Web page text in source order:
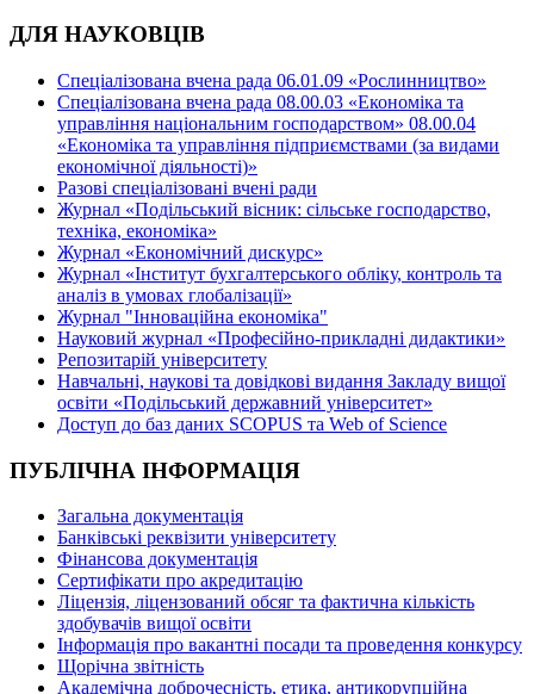
ДЛЯ НАУКОВЦІВ
Спеціалізована вчена рада 06.01.09 «Рослинництво»
Спеціалізована вчена рада 08.00.03 «Економіка та
управління національним господарством» 08.00.04
«Економіка та управління підприємствами (за видами
економічної діяльності)»
Разові спеціалізовані вчені ради
Журнал «Подільський вісник: сільське господарство,
техніка, економіка»
Журнал «Економічний дискурс»
Журнал «Інститут бухгалтерського обліку, контроль та
аналіз в умовах глобалізації»
Журнал "Інноваційна економіка"
Науковий журнал «Професійно-прикладні дидактики»
Репозитарій університету
Навчальні, наукові та довідкові видання Закладу вищої
освіти «Подільський державний університет»
Доступ до баз даних SCOPUS та Web of Science
ПУБЛІЧНА ІНФОРМАЦІЯ
Загальна документація
Банківські реквізити університету
Фінансова документація
Сертифікати про акредитацію
Ліцензія, ліцензований обсяг та фактична кількість
здобувачів вищої освіти
Інформація про вакантні посади та проведення конкурсу
Щорічна звітність
Академічна доброчесність, етика, антикорупційна